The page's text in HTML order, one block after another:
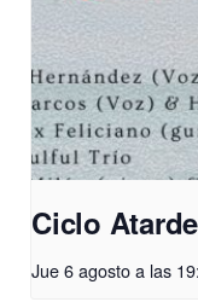
Ciclo
Jue 6 agosto a las